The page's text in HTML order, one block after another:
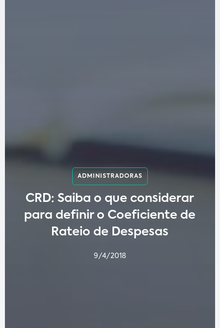
ADMINISTRADORAS
CRD: Saiba o que considerar
para definir o Coeficiente de
Rateio de Despesas
9/4/2018